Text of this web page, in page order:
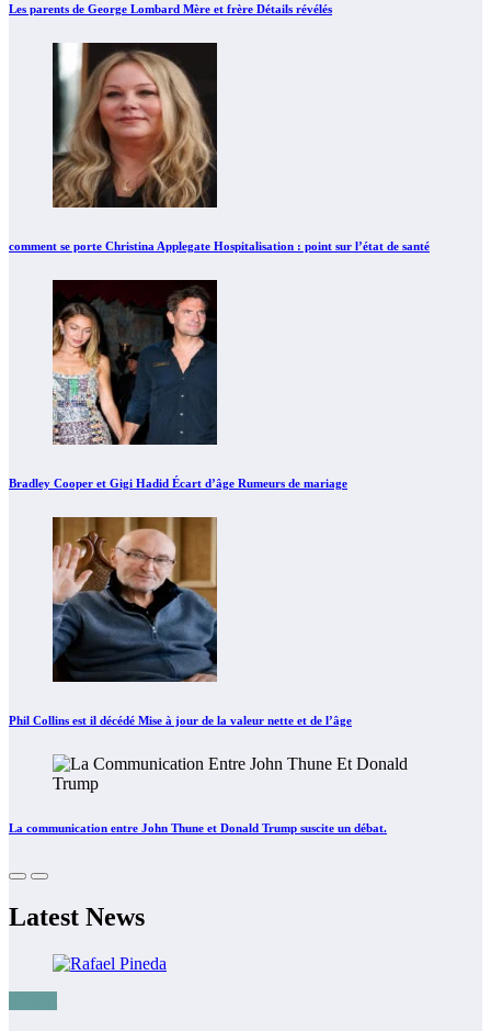
Les parents de George Lombard Mère et frère Détails révélés
comment se porte Christina Applegate Hospitalisation : point sur l’état de santé
Bradley Cooper et Gigi Hadid Écart d’âge Rumeurs de mariage
Phil Collins est il décédé Mise à jour de la valeur nette et de l’âge
La communication entre John Thune et Donald Trump suscite un débat.
Latest News